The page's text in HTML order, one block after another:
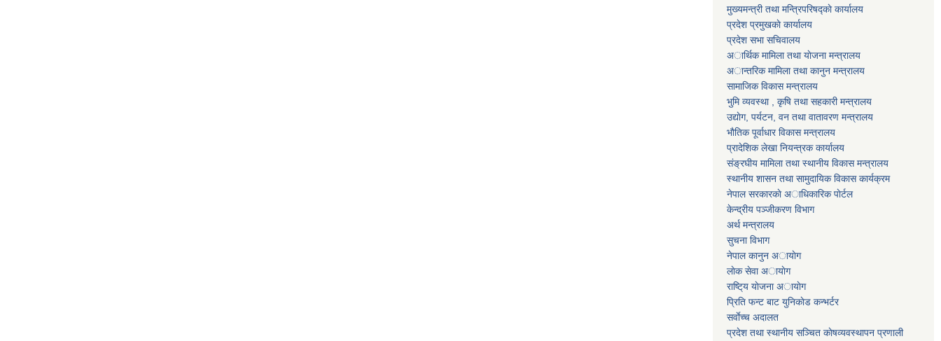
मुख्यमन्त्री तथा मन्त्रिपरिषद्काे कार्यालय
प्रदेश प्रमुखकाे कार्यालय
प्रदेश सभा सचिवालय
अार्थिक मामिला तथा याेजना मन्त्रालय
अान्तरिक मामिला तथा कानुन मन्त्रालय
सामाजिक विकास मन्त्रालय
भुमि व्यवस्था , कृषि तथा सहकारी मन्त्रालय
उद्याेग, पर्यटन, वन तथा वातावरण मन्त्रालय
भाैतिक पूर्वाधार विकास मन्त्रालय
प्रादेशिक लेखा नियन्त्रक कार्यालय
संङ्रघीय मामिला तथा स्थानीय विकास मन्त्रालय
स्थानीय शासन तथा सामुदायिक विकास कार्यक्रम
नेपाल सरकारकाे अाधिकारिक पाेर्टल
केन्द्रीय पञ्जीकरण विभाग
अर्थ मन्त्रालय
सुचना विभाग
नेपाल कानुन अायाेग
लाेक सेवा अायाेग
राष्टि्य याेजना अायाेग
प्रिति फन्ट बाट युनिकाेड कन्भर्टर
सर्वाेच्च अदालत
प्रदेश तथा स्थानीय सञ्चित काेषव्यवस्थापन प्रणाली